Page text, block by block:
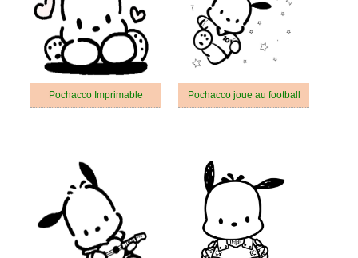
Pochacco Imprimable Pochacco joue au football